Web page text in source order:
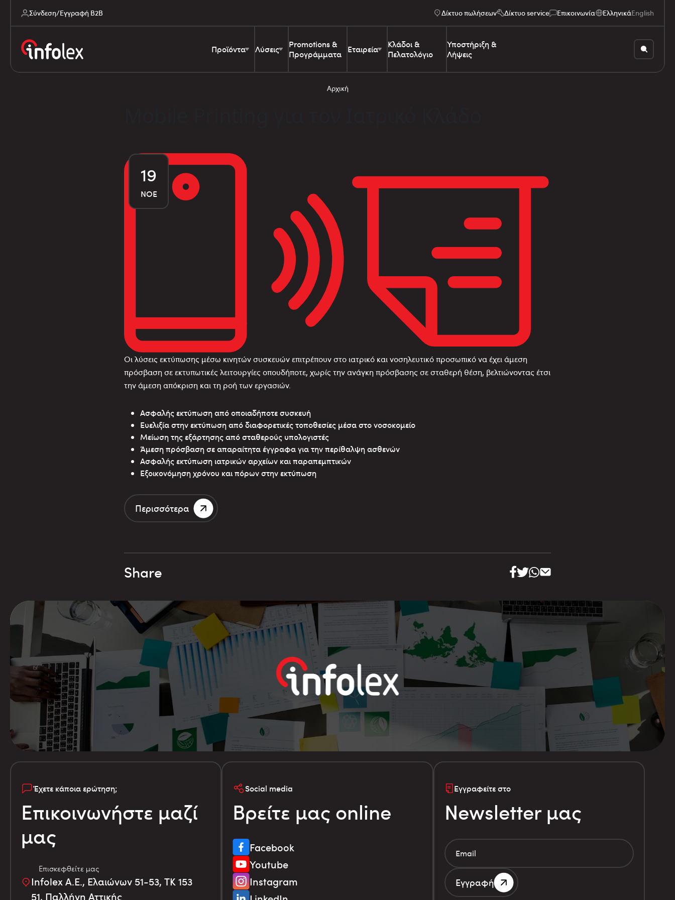
Σύνδεση/Εγγραφή B2B Δίκτυο πωλήσεων Δίκτυο service Επικοινωνία ΕλληνικάEnglish
Προϊόντα Λύσεις
Promotions &
Προγράμματα
Εταιρεία
Κλάδοι &
Πελατολόγιο
Υποστήριξη &
Λήψεις
Αρχική
19
ΝΟΈ
Οι λύσεις εκτύπωσης μέσω κινητών συσκευών επιτρέπουν στο ιατρικό και νοσηλευτικό προσωπικό να έχει άμεση
πρόσβαση σε εκτυπωτικές λειτουργίες οπουδήποτε, χωρίς την ανάγκη πρόσβασης σε σταθερή θέση, βελτιώνοντας έτσι
την άμεση απόκριση και τη ροή των εργασιών.
Ασφαλής εκτύπωση από οποιαδήποτε συσκευή
Ευελιξία στην εκτύπωση από διαφορετικές τοποθεσίες μέσα στο νοσοκομείο
Μείωση της εξάρτησης από σταθερούς υπολογιστές
Άμεση πρόσβαση σε απαραίτητα έγγραφα για την περίθαλψη ασθενών
Ασφαλής εκτύπωση ιατρικών αρχείων και παραπεμπτικών
Εξοικονόμηση χρόνου και πόρων στην εκτύπωση
Περισσότερα
Share
Έχετε κάποια ερώτηση;
Επικοινωνήστε μαζί
μας
Επισκεφθείτε μας
Infolex Α.Ε., Ελαιώνων 51-53, TK 153
51, Παλλήνη Αττικής
Social media
Βρείτε μας online
Facebook
Youtube
Instagram
Εγγραφείτε στο
Newsletter μας
Εγγραφή